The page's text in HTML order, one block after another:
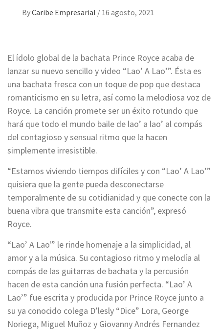
ByCaribe Empresarial / 16 agosto, 2021
El ídolo global de la bachata Prince Royce acaba de
lanzar su nuevo sencillo y video “Lao’ A Lao’”. Ésta es
una bachata fresca con un toque de pop que destaca
romanticismo en su letra, así como la melodiosa voz de
Royce. La canción promete ser un éxito rotundo que
hará que todo el mundo baile de lao’ a lao’ al compás
del contagioso y sensual ritmo que la hacen
simplemente irresistible.
“Estamos viviendo tiempos difíciles y con “Lao’ A Lao’”
quisiera que la gente pueda desconectarse
temporalmente de su cotidianidad y que conecte con la
buena vibra que transmite esta canción”, expresó
Royce.
“Lao’ A Lao'” le rinde homenaje a la simplicidad, al
amor y a la música. Su contagioso ritmo y melodía al
compás de las guitarras de bachata y la percusión
hacen de esta canción una fusión perfecta. “Lao’ A
Lao’” fue escrita y producida por Prince Royce junto a
su ya conocido colega D’lesly “Dice” Lora, George
Noriega, Miguel Muñoz y Giovanny Andrés Fernandez